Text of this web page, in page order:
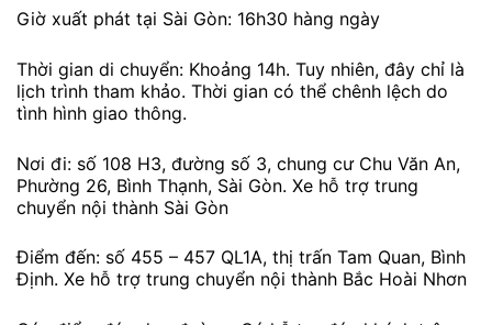
Giờ xuất phát tại Sài Gòn: 16h30 hàng ngày
Thời gian di chuyển: Khoảng 14h. Tuy nhiên, đây chỉ là
lịch trình tham khảo. Thời gian có thể chênh lệch do
tình hình giao thông.
Nơi đi: số 108 H3, đường số 3, chung cư Chu Văn An,
Phường 26, Bình Thạnh, Sài Gòn. Xe hỗ trợ trung
chuyển nội thành Sài Gòn
Điểm đến: số 455 – 457 QL1A, thị trấn Tam Quan, Bình
Định. Xe hỗ trợ trung chuyển nội thành Bắc Hoài Nhơn